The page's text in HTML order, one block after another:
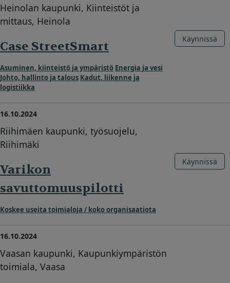
Heinolan kaupunki, Kiinteistöt ja
mittaus, Heinola
Case StreetSmart
Asuminen, kiinteistö ja ympäristö Energia ja vesi
Johto, hallinto ja talous Kadut, liikenne ja
logistiikka
Käynnissä
16.10.2024
Riihimäen kaupunki, työsuojelu,
Riihimäki
Varikon
savuttomuuspilotti
Koskee useita toimialoja / koko organisaatiota
Käynnissä
16.10.2024
Vaasan kaupunki, Kaupunkiympäristön
toimiala, Vaasa